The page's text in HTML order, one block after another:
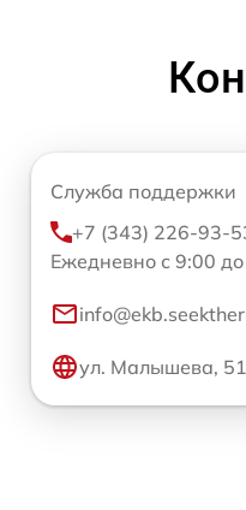
Служба поддержки
+7 (343) 226-93-
Ежедневно с 9:00
ул. Малышева, 51